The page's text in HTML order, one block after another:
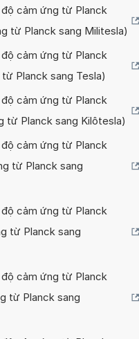
cảm ứng từ Planck
từ Planck sang Militesla)
cảm ứng từ Planck
Planck sang Tesla)
cảm ứng từ Planck
từ Planck sang Kilôtesla)
cảm ứng từ Planck
từ Planck sang
cảm ứng từ Planck
từ Planck sang
cảm ứng từ Planck
từ Planck sang